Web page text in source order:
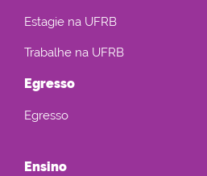
Estagie na UFRB
Trabalhe na UFRB
Egresso
Egresso
Ensino